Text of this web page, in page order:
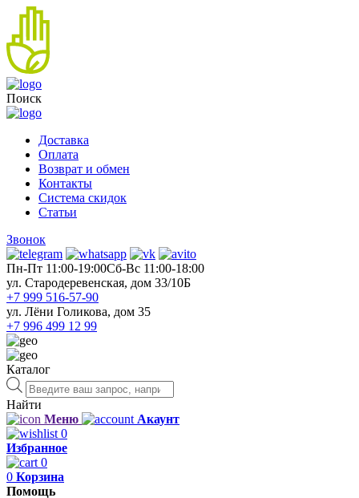
Поиск
Доставка
Оплата
Возврат и обмен
Контакты
Система скидок
Статьи
Звонок
Пн-Пт 11:00-19:00Cб-Вс 11:00-18:00
ул. Стародеревенская, дом 33/10Б
+7 999 516-57-90
ул. Лёни Голикова, дом 35
+7 996 499 12 99
Каталог
Поиск
товаров
Найти
Меню
Акаунт
0
Избранное
0
0 Корзина
Помощь